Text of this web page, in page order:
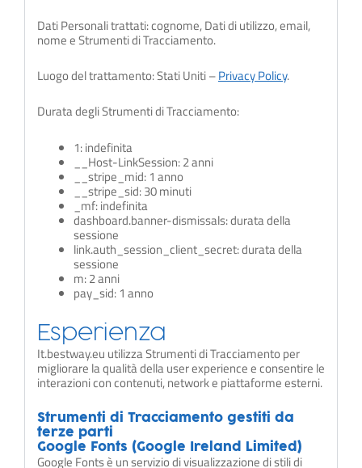
Dati Personali trattati: cognome, Dati di utilizzo, email,
nome e Strumenti di Tracciamento.
Luogo del trattamento: Stati Uniti –Privacy Policy.
Durata degli Strumenti di Tracciamento:
1: indefinita
__Host-LinkSession: 2 anni
__stripe_mid: 1 anno
__stripe_sid: 30 minuti
_mf: indefinita
dashboard.banner-dismissals: durata della
sessione
link.auth_session_client_secret: durata della
sessione
m: 2 anni
pay_sid: 1 anno
Esperienza
It.bestway.eu utilizza Strumenti di Tracciamento per
migliorare la qualità della user experience e consentire le
interazioni con contenuti, network e piattaforme esterni.
Strumenti di Tracciamento gestiti da
terze parti
Google Fonts (Google Ireland Limited)
Google Fonts è un servizio di visualizzazione di stili di